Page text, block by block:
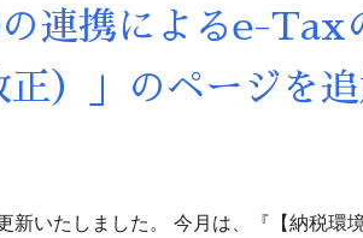
連携によるe-Tax
正）」のページを
いたしました。 今月は、『【納税環